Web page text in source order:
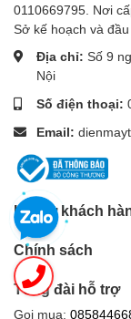
0110669795. Nơi
Sở kế hoạch và
Địa chỉ: Số 9
Nội
Số điện thoại:
Email:
Hỗ trợ khách
Chính sách
Tổng đài hỗ trợ
Gọi mua: